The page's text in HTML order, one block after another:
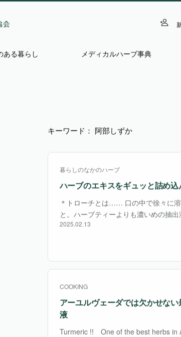
ある暮らし メディカルハーブ事典
キーワード： 阿部しずか
暮らしのなかのハーブ
ハーブのエキスをギュッと詰め
＊トローチとは…… 口の中で徐々に
と。ハーブティーよりも濃いめの抽
だり噛んだりせず、口の中でゆっく
2025.02.13
COOKING
アーユルヴェーダでは欠かせな
液
Turmeric !! One of the best herbs in